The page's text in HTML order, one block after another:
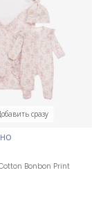
сразу
Bonbon Print